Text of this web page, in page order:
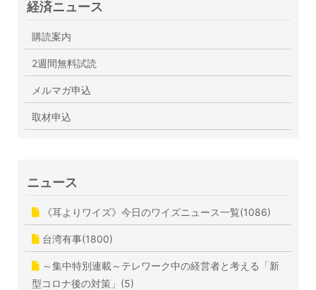
経済ニュース
購読案内
2週間無料試読
メルマガ申込
取材申込
ニュース
《耳よりワイズ》今日のワイズニュース一覧(1086)
台湾有事(1800)
～集中特別連載～テレワーク中の経営者と考える「新
型コロナ後の対策」(5)